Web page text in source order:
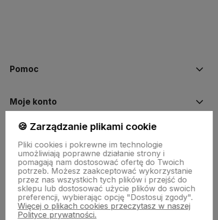
Pomoc
Moje konto
Płatności i dostawa
Informacje
O nas
🍪 Zarządzanie plikami cookie
Pliki cookies i pokrewne im technologie
umożliwiają poprawne działanie strony i
pomagają nam dostosować ofertę do Twoich
potrzeb. Możesz zaakceptować wykorzystanie
przez nas wszystkich tych plików i przejść do
sklepu lub dostosować użycie plików do swoich
preferencji, wybierając opcję "Dostosuj zgody".
Więcej o plikach cookies przeczytasz w naszej
Polityce prywatności.